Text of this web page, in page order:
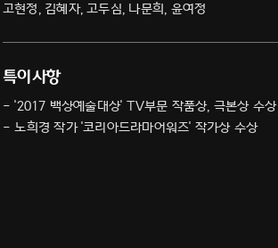
고현정, 김혜자, 고두심, 나문희, 윤여정
특이사항
- '2017 백상예술대상' TV부문 작품상, 극본상 수상
- 노희경 작가 '코리아드라마어워즈' 작가상 수상